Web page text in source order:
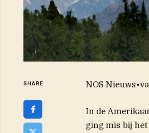
SHARE NOS Nieuws•
In de
ging mis bij